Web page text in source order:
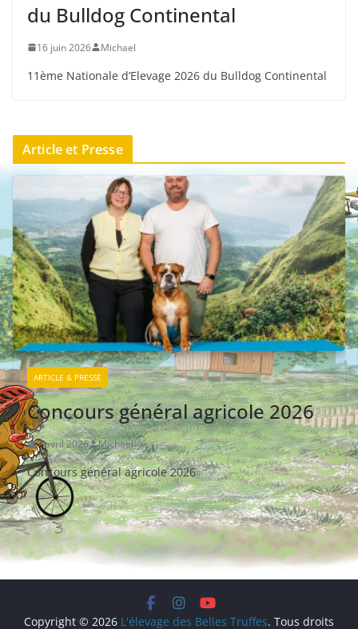
du Bulldog Continental
16 juin 2026 Michael
11ème Nationale d’Elevage 2026 du Bulldog Continental
Article et Presse
ARTICLE & PRESSE
Concours général agricole 2026
7 avril 2026 Michael
Concours général agricole 2026
Copyright © 2026 L'élevage des Belles Truffes. Tous droits